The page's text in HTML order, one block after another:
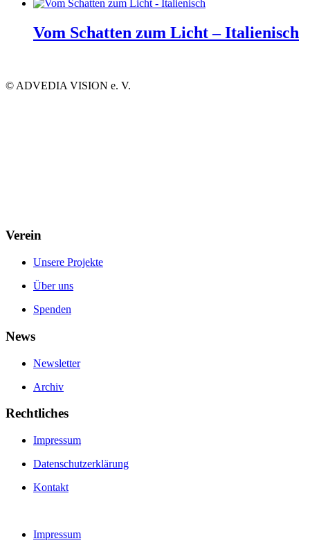
Vom Schatten zum Licht – Italienisch
© ADVEDIA VISION e. V.
Verein
Unsere Projekte
Über uns
Spenden
News
Newsletter
Archiv
Rechtliches
Impressum
Datenschutzerklärung
Kontakt
Impressum